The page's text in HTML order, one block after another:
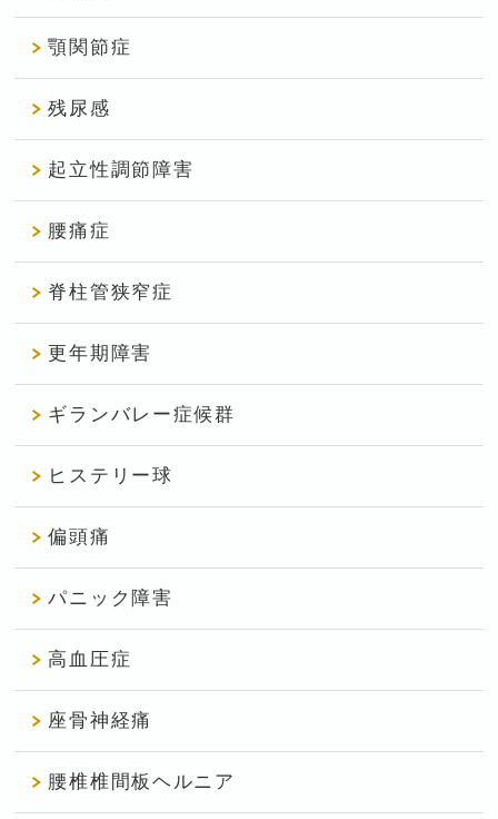
顎関節症
残尿感
起立性調節障害
腰痛症
脊柱管狭窄症
更年期障害
ギランバレー症候群
ヒステリー球
偏頭痛
パニック障害
高血圧症
座骨神経痛
腰椎椎間板ヘルニア